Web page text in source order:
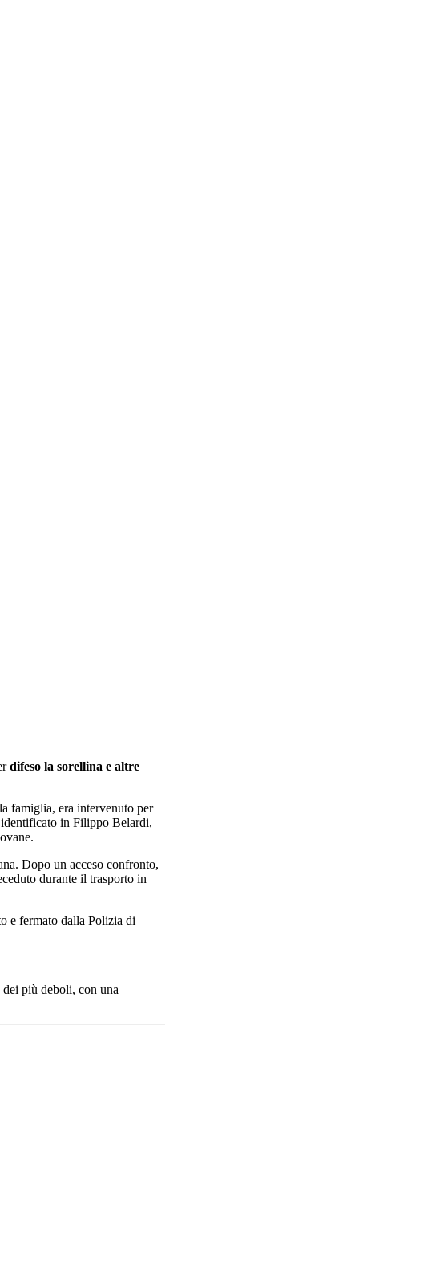
difeso la sorellina e altre
famiglia, era intervenuto per
identificato in Filippo Belardi,
Dopo un acceso confronto,
durante il trasporto in
e fermato dalla Polizia di
più deboli, con una